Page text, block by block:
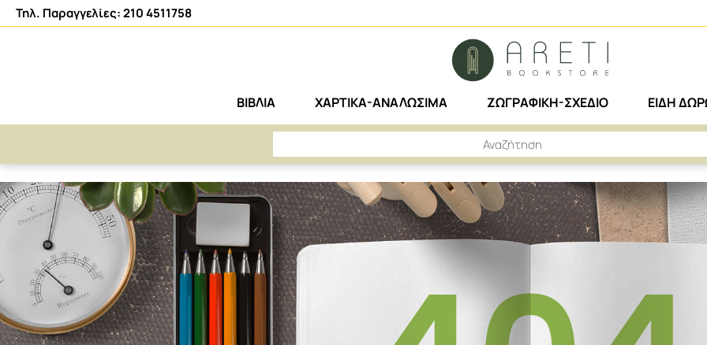
Τηλ. Παραγγελίες: 210 4511758
ΒΙΒΛΙΑ ΧΑΡΤΙΚΑ-ΑΝΑΛΩΣΙΜΑ ΖΩΓΡΑΦΙΚΗ-ΣΧΕΔΙΟ ΕΙΔΗ